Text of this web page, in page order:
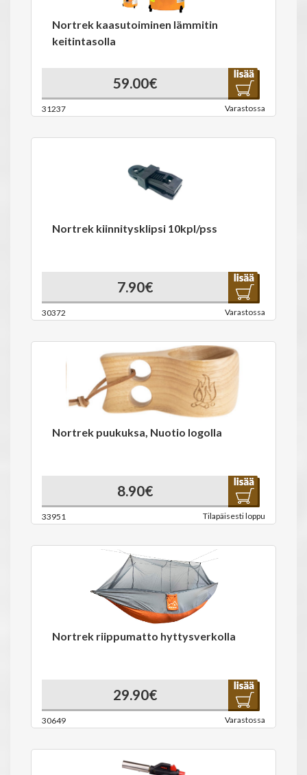
Nortrek kaasutoiminen lämmitin
keitintasolla
59.00€
31237 Varastossa
Nortrek kiinnitysklipsi 10kpl/pss
7.90€
30372 Varastossa
Nortrek puukuksa, Nuotio logolla
8.90€
33951 Tilapäisesti loppu
Nortrek riippumatto hyttysverkolla
29.90€
30649 Varastossa